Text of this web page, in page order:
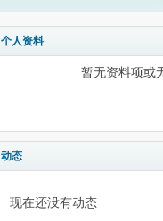
个人资料
暂无资料项或
动态
现在还没有动态